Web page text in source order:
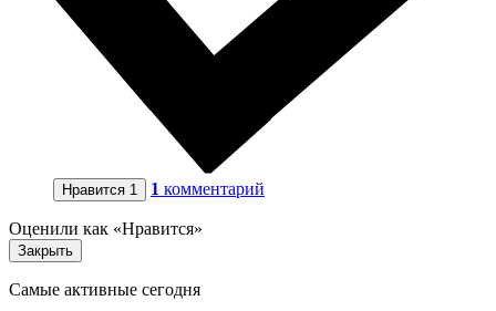
Нравится 1 1 комментарий
Оценили как «Нравится»
Закрыть
Самые активные сегодня